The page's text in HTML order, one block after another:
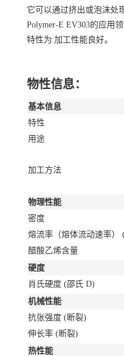
它可以通过挤出或泡沫处
Polymer-E EV303的应用
特性为:加工性能良好。
物性信息：
基本信息
特性
用途
加工方法
物理性能
密度
熔流率（熔体流动速率）
醋酸乙烯含量
硬度
肖氏硬度 (邵氏 D)
机械性能
抗张强度 (断裂)
伸长率 (断裂)
热性能